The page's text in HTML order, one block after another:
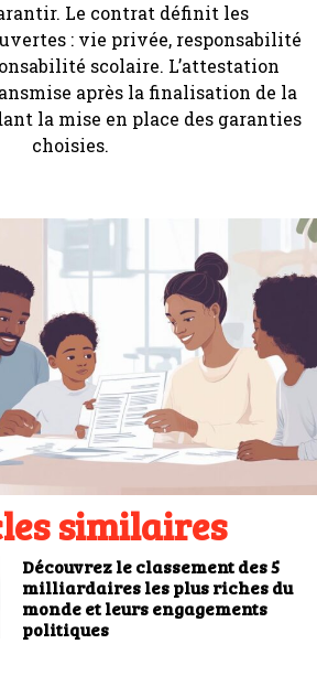
Le contrat définit les
: vie privée, responsabilité
scolaire. L’attestation
après la finalisation de la
la mise en place des garanties
choisies.
similaires
Découvrez le classement des 5
milliardaires les plus riches du
monde et leurs engagements
politiques